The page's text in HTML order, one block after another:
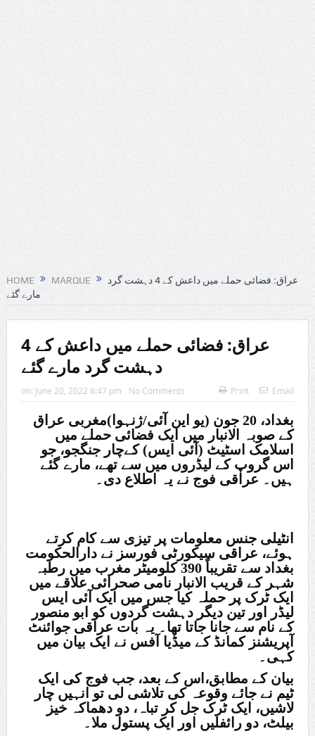
HOME MARQUE
عراق: فضائی حملے میں داعش کے 4 دہشت گرد
مارے گئے
عراق: فضائی حملے میں داعش کے 4
دہشت گرد مارے گئے
on: June 20, 2022 6:47 pm No Comments Print Email
بغداد، 20 جون (یو این آئی/ژنہوا)مغربی عراق
کے صوبہ الانبار میں ایک فضائی حملے میں
اسلامک اسٹیٹ (آئی ایس) کےچار جنگجو، جو
اس گروپ کے لیڈروں میں سے تھے، مارے گئے
ہیں۔ عراقی فوج نے یہ اطلاع دی۔
انٹیلی جنس معلومات پر تیزی سے کام کرتے
ہوئے، عراقی سیکورٹی فورسز نے دارالحکومت
بغداد سے تقریباً 390 کلومیٹر مغرب میں رطبہ
شہر کے قریب الانبار نامی صحرائی علاقے میں
ایک ٹرک پر حملہ کیا جس میں ایک آئی ایس
لیڈر اور تین دیگر دہشت گردوں کو ابو منصور
کے نام سے جانا جاتا تھا۔ یہ بات عراقی جوائنٹ
آپریشنز کمانڈ کے میڈیا آفس نے ایک بیان میں
کہی۔
بیان کے مطابق،اس کے بعد، جب فوج کی ایک
ٹیم نے جائے وقوعہ کی تلاشی لی تو انہیں چار
لاشیں، ایک ٹرک جل کر تباہ، دو دھماکہ خیز
بیلٹ، دو رائفلیں اور ایک پستول ملا۔